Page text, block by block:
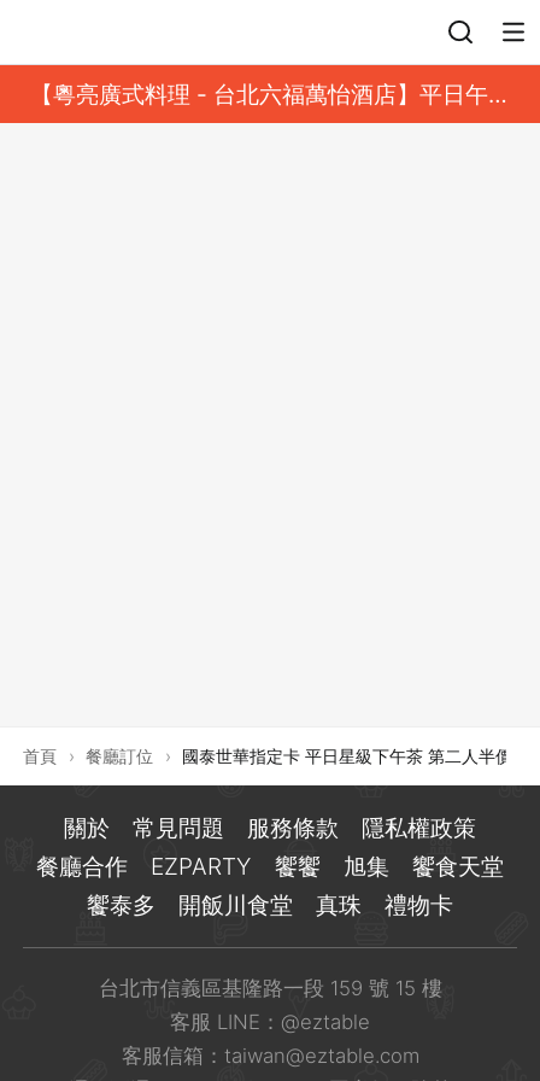
【粵亮廣式料理 - 台北六福萬怡酒店】平日午餐
8 折起｜靓港點套餐
首頁 › 餐廳訂位 › 國泰世華指定卡 平日星級下午茶 第二人半價
先不要 確認
關於 常見問題 服務條款
隱私權政策
餐廳合作
EZPARTY 饗饗 旭集
饗食天堂
饗泰多
開飯川食堂 真珠 禮物卡
台北市信義區基隆路一段 159 號 15 樓
客服 LINE： @eztable
客服信箱： taiwan@eztable.com